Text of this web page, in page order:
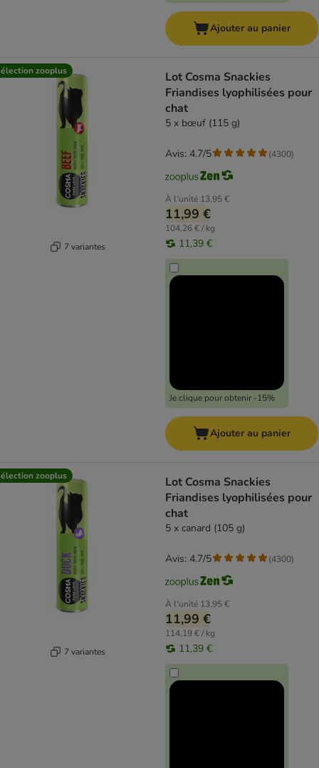
Ajouter au panier
zooplus
7 variantes
Lot Cosma Snackies
Friandises lyophilisées pour
chat
5 x bœuf (115 g)
À l'unité 13,95 €
11,99 €
104,26 € / kg
11,39 €
Je clique pour obtenir -15%
Avis: 4.7/5 (4300)
Ajouter au panier
zooplus
7 variantes
Lot Cosma Snackies
Friandises lyophilisées pour
chat
5 x canard (105 g)
À l'unité 13,95 €
11,99 €
114,19 € / kg
11,39 €
Avis: 4.7/5 (4300)